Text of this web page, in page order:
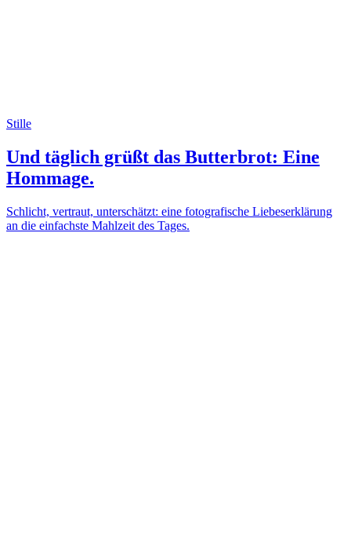
Stille
Und täglich grüßt das Butterbrot: Eine
Hommage.
Schlicht, vertraut, unterschätzt: eine fotografische Liebeserklärung
an die einfachste Mahlzeit des Tages.